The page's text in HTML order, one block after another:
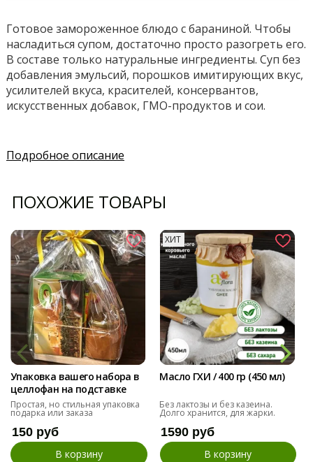
Готовое замороженное блюдо с бараниной. Чтобы
насладиться супом, достаточно просто разогреть его.
В составе только натуральные ингредиенты. Суп без
добавления эмульсий, порошков имитирующих вкус,
усилителей вкуса, красителей, консервантов,
искусственных добавок, ГМО-продуктов и сои.
Подробное описание
ПОХОЖИЕ ТОВАРЫ
Упаковка вашего набора в
целлофан на подставке
Простая, но стильная упаковка
подарка или заказа
150 руб
В корзину
ХИТ
Масло ГХИ / 400 гр (450 мл)
Без лактозы и без казеина.
Долго хранится, для жарки.
1590 руб
В корзину